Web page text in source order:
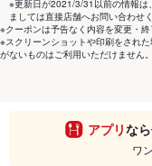
※更新日が2021/3/31以前の情報は
ましては直接店舗へお問い合わせく
※クーポンは予告なく内容を変更・終
※スクリーンショットや印刷をされ
がないものはご利用いただけません。
アプリな
ワ